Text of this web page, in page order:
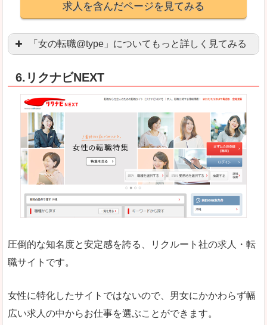
求人を含んだページを見てみる
「女の転職@type」についてもっと詳しく見てみる
良いところ
正社員求人が約80％、正社員で長く働きたい方に
働く女のワーク＆ライフマガジン「woman type
悪いところ
求人の掲載数が少ないです。
求人の掲載情報の文字が小さめで、少し見づらい
詳しい説明
女性でエンジニア職への転職をお考えの方は、こ
エンジニア職の求人においては、ほかにない専門
6.リクナビNEXT
圧倒的な知名度と安定感を誇る、リクルート社の求人・転
職サイトです。
女性に特化したサイトではないので、男女にかかわらず幅
広い求人の中からお仕事を選ぶことができます。